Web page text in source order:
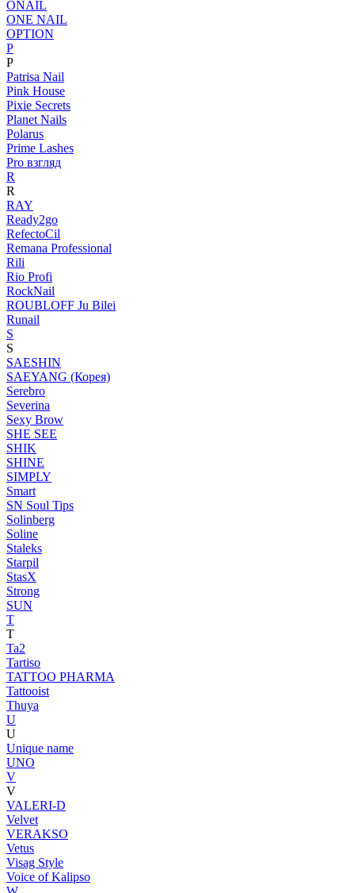
ONAIL
ONE NAIL
OPTION
P
P
Patrisa Nail
Pink House
Pixie Secrets
Planet Nails
Polarus
Prime Lashes
Pro взгляд
R
R
RAY
Ready2go
RefectoCil
Remana Professional
Rili
Rio Profi
RockNail
ROUBLOFF Ju Bilei
Runail
S
S
SAESHIN
SAEYANG (Корея)
Serebro
Severina
Sexy Brow
SHE SEE
SHIK
SHINE
SIMPLY
Smart
SN Soul Tips
Solinberg
Soline
Staleks
Starpil
StasX
Strong
SUN
T
T
Ta2
Tartiso
TATTOO PHARMA
Tattooist
Thuya
U
U
Unique name
UNO
V
V
VALERI-D
Velvet
VERAKSO
Vetus
Visag Style
Voice of Kalipso